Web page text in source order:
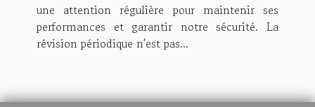
une attention régulière pour maintenir ses
performances et garantir notre sécurité. La
révision périodique n'est pas...